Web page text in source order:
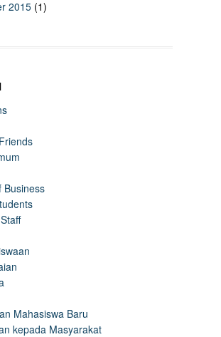
2015 (1)
Business
Mahasiswa Baru
kepada Masyarakat